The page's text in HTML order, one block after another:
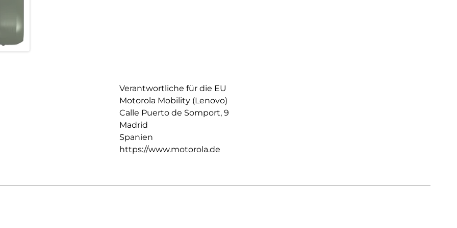
Verantwortliche für die EU
Motorola Mobility (Lenovo)
Calle Puerto de Somport, 9
Madrid
Spanien
https://www.motorola.de